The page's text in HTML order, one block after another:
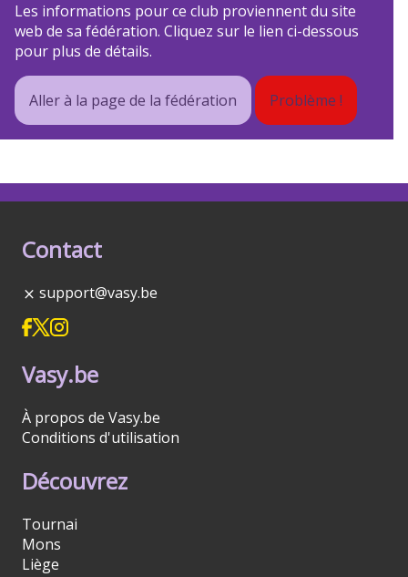
Les informations pour ce club proviennent du site
web de sa fédération. Cliquez sur le lien ci-dessous
pour plus de détails.
Aller à la page de la fédération Problème !
Contact
support@vasy.be
Vasy.be
À propos de Vasy.be
Conditions d'utilisation
Découvrez
Tournai
Mons
Liège